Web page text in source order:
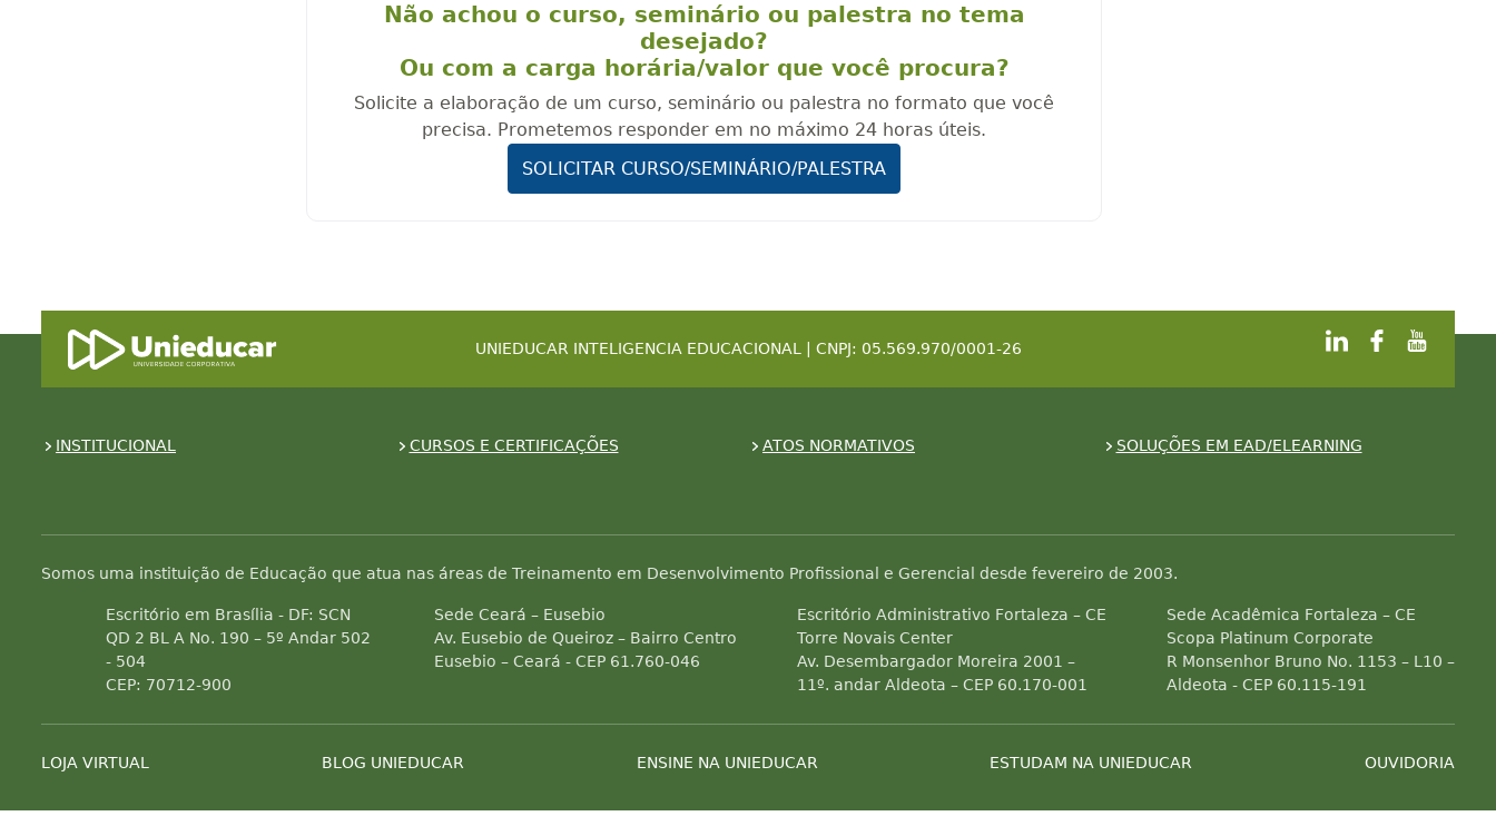
Não achou o curso, seminário ou palestra no tema
desejado?
Ou com a carga horária/valor que você procura?
Solicite a elaboração de um curso, seminário ou palestra no formato que você
precisa. Prometemos responder em no máximo 24 horas úteis.
SOLICITAR CURSO/SEMINÁRIO/PALESTRA
UNIEDUCAR INTELIGENCIA EDUCACIONAL | CNPJ: 05.569.970/0001-26
INSTITUCIONAL CURSOS E CERTIFICAÇÕES ATOS NORMATIVOS SOLUÇÕES EM EAD/ELEARNING
Somos uma instituição de Educação que atua nas áreas de Treinamento em Desenvolvimento Profissional e Gerencial desde fevereiro de 2003.
Escritório em Brasília - DF: SCN
QD 2 BL A No. 190 – 5º Andar 502
- 504
CEP: 70712-900
Sede Ceará – Eusebio
Av. Eusebio de Queiroz – Bairro Centro
Eusebio – Ceará - CEP 61.760-046
Escritório Administrativo Fortaleza – CE
Torre Novais Center
Av. Desembargador Moreira 2001 –
11º. andar Aldeota – CEP 60.170-001
Sede Acadêmica Fortaleza – CE
Scopa Platinum Corporate
R Monsenhor Bruno No. 1153 – L10 –
Aldeota - CEP 60.115-191
LOJA VIRTUAL BLOG UNIEDUCAR ENSINE NA UNIEDUCAR ESTUDAM NA UNIEDUCAR OUVIDORIA